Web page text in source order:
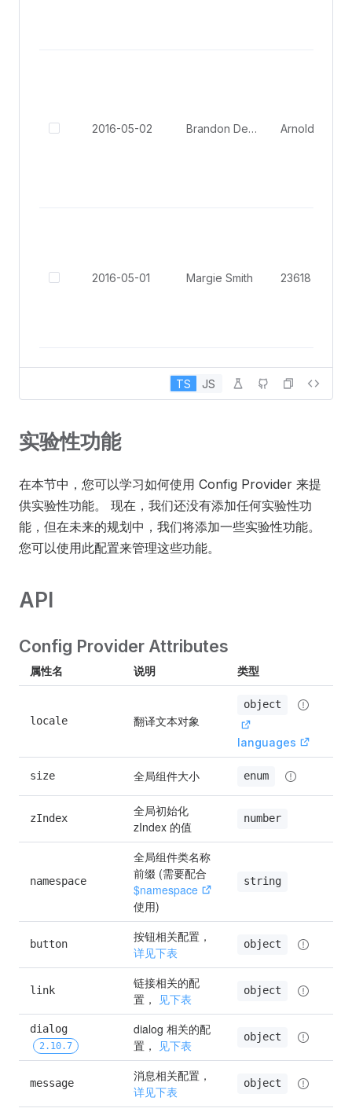
2016-05-02 Brandon Deckert
2016-05-01 Margie Smith
TS JS
实验性功能
在本节中，您可以学习如何使用 Config Provider 来提
供实验性功能。 现在，我们还没有添加任何实验性功
能，但在未来的规划中，我们将添加一些实验性功能。
您可以使用此配置来管理这些功能。
API
Config Provider Attributes
属性名 说明 类型
locale 翻译文本对象
object
languages
size 全局组件大小 enum
zIndex
全局初始化
zIndex 的值
number
namespace
全局组件类名称
前缀 (需要配合
$namespace
使用)
string
button
按钮相关配置，
详见下表
object
link
链接相关的配
置，
见下表
object
dialog
2.10.7
dialog 相关的配
置，
见下表
object
message
消息相关配置，
详见下表
object